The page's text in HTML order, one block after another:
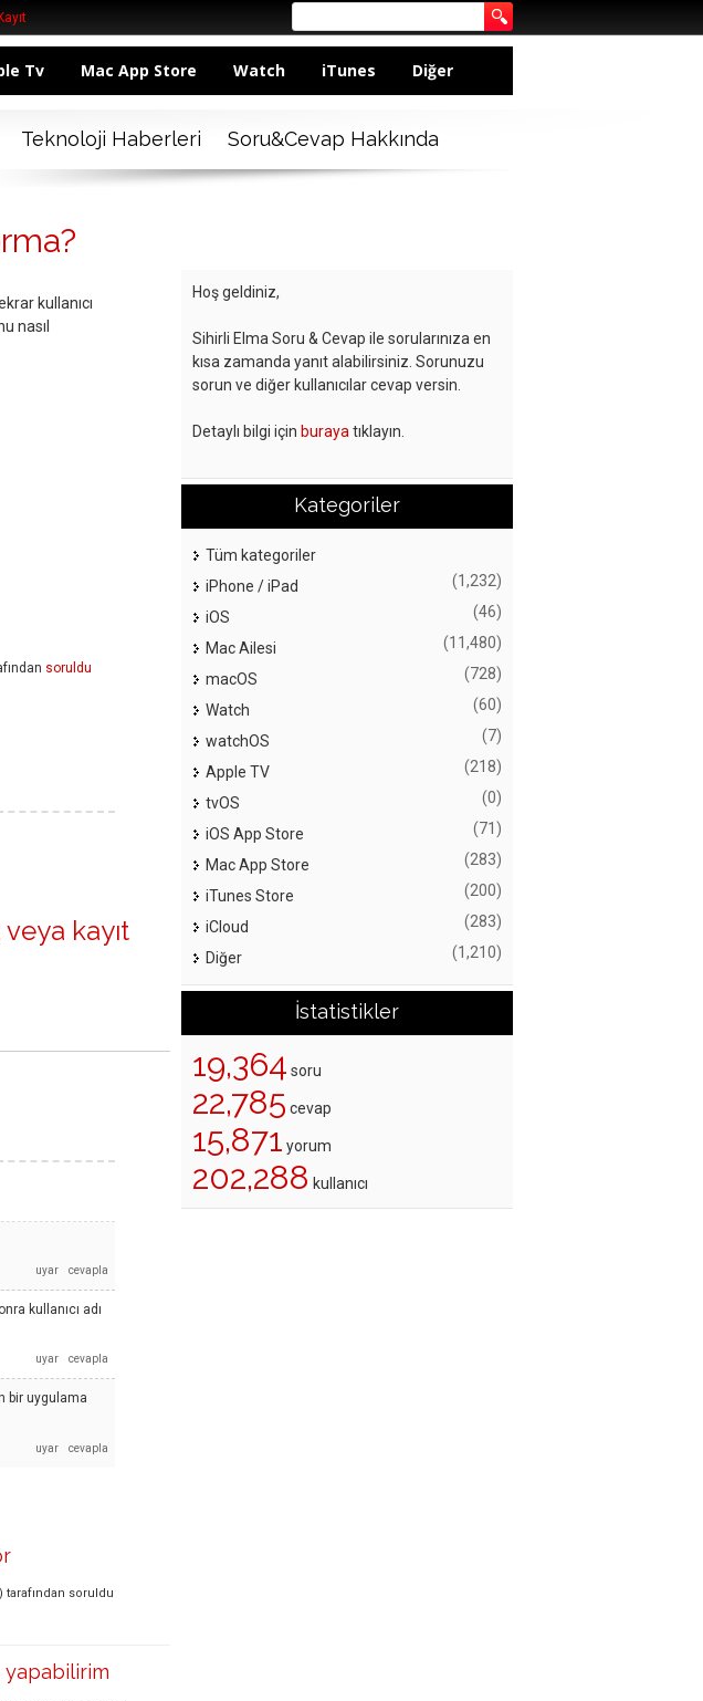
Kayıt
Tv Mac App Store Watch iTunes Diğer
Teknoloji Haberleri Soru&Cevap Hakkında
kullanıcı
nasıl
soruldu
veya kayıt
kullanıcı adı
bir uygulama
tarafından soruldu
yapabilirim
Hoş geldiniz,
Sihirli Elma Soru & Cevap ile sorularınıza en
kısa zamanda yanıt alabilirsiniz. Sorunuzu
sorun ve diğer kullanıcılar cevap versin.
Detaylı bilgi için buraya tıklayın.
Kategoriler
Tüm kategoriler
iPhone / iPad
(1,232)
iOS (46)
Mac Ailesi (11,480)
macOS (728)
Watch (60)
watchOS (7)
Apple TV (218)
tvOS (0)
iOS App Store (71)
Mac App Store (283)
iTunes Store (200)
iCloud (283)
Diğer (1,210)
İstatistikler
19,364 soru
22,785 cevap
15,871 yorum
202,288 kullanıcı